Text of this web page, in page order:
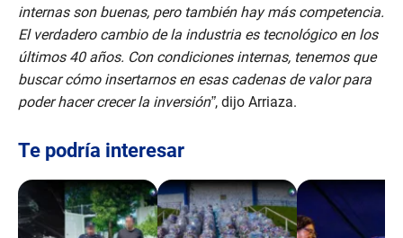
internas son buenas, pero también hay más competencia.
El verdadero cambio de la industria es tecnológico en los
últimos 40 años. Con condiciones internas, tenemos que
buscar cómo insertarnos en esas cadenas de valor para
poder hacer crecer la inversión”, dijo Arriaza.
Te podría interesar